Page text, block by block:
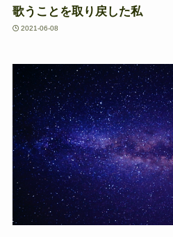
歌うことを取り戻した私
2021-06-08